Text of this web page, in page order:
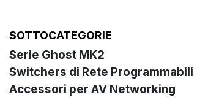
SOTTOCATEGORIE
Serie Ghost MK2
Switchers di Rete Programmabili
Accessori per AV Networking